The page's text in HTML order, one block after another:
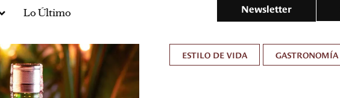
Lo Último Newsletter
ESTILO DE VIDA GASTRONOMÍA